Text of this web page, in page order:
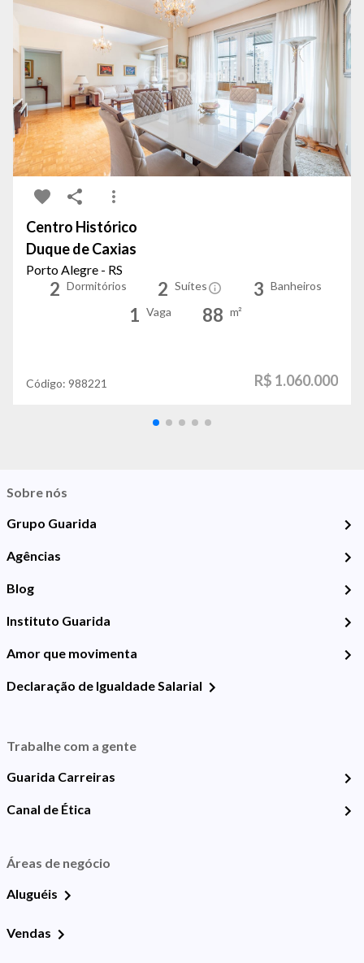
Centro Histórico
Duque de Caxias
Porto Alegre - RS
2 Dormitórios 2 Suítes 3 Banheiros
1 Vaga 88 m²
Código: 988221 R$ 1.060.000
Sobre nós
Grupo Guarida
Agências
Blog
Instituto Guarida
Amor que movimenta
Declaração de Igualdade Salarial
Trabalhe com a gente
Guarida Carreiras
Canal de Ética
Áreas de negócio
Aluguéis
Vendas